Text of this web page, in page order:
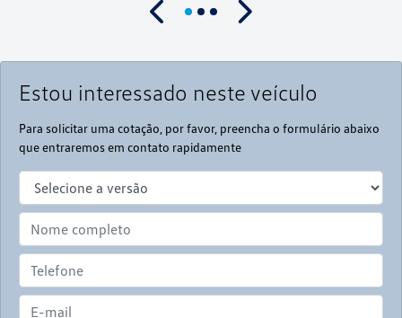
Estou interessado neste veículo
Para solicitar uma cotação, por favor, preencha o formulário abaixo
que entraremos em contato rapidamente
Anterior Próximo